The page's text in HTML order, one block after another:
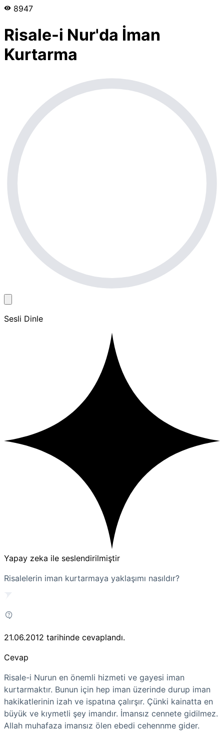
8947
Risale-i Nur'da İman
Kurtarma
Sesli Dinle
Yapay zeka ile seslendirilmiştir
Risalelerin iman kurtarmaya yaklaşımı nasıldır?
21.06.2012 tarihinde cevaplandı.
Cevap
Risale-i Nurun en önemli hizmeti ve gayesi iman
kurtarmaktır. Bunun için hep iman üzerinde durup iman
hakikatlerinin izah ve ispatına çalırşır. Çünki kainatta en
büyük ve kıymetli şey imandır. İmansız cennete gidilmez.
Allah muhafaza imansız ölen ebedi cehennme gider.